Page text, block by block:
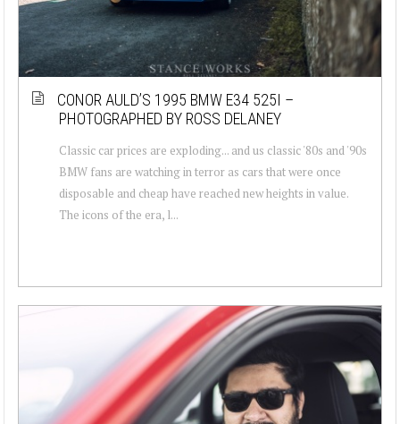
CONOR AULD’S 1995 BMW E34 525I –
PHOTOGRAPHED BY ROSS DELANEY
Classic car prices are exploding... and us classic '80s and '90s
BMW fans are watching in terror as cars that were once
disposable and cheap have reached new heights in value.
The icons of the era, l...